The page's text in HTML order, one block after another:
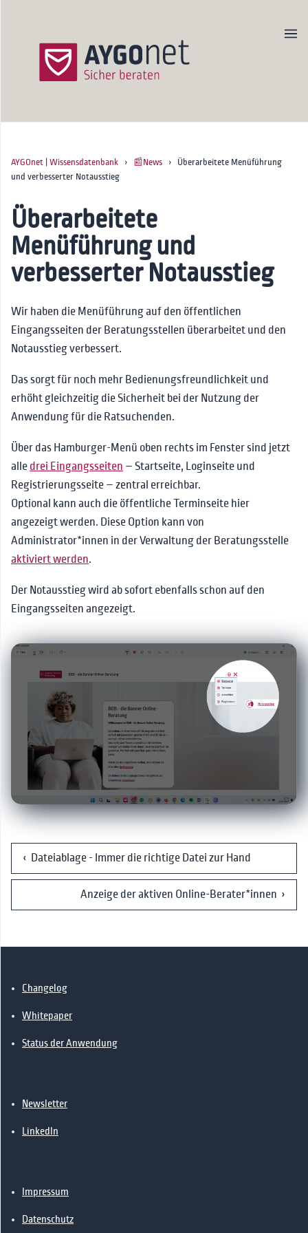
Produktseite
Startseite
🚀Onboarding
📰News
🔗Kontakt
AYGOnet | Wissensdatenbank › 📰News › Überarbeitete Menüführung
und verbesserter Notausstieg
Überarbeitete
Menüführung und
verbesserter Notausstieg
Wir haben die Menüführung auf den öffentlichen
Eingangsseiten der Beratungsstellen überarbeitet und den
Notausstieg verbessert.
Das sorgt für noch mehr Bedienungsfreundlichkeit und
erhöht gleichzeitig die Sicherheit bei der Nutzung der
Anwendung für die Ratsuchenden.
Über das Hamburger-Menü oben rechts im Fenster sind jetzt
alle drei Eingangsseiten – Startseite, Loginseite und
Registrierungsseite – zentral erreichbar.
Optional kann auch die öffentliche Terminseite hier
angezeigt werden. Diese Option kann von
Administrator*innen in der Verwaltung der Beratungsstelle
aktiviert werden.
Der Notausstieg wird ab sofort ebenfalls schon auf den
Eingangsseiten angezeigt.
‹ Dateiablage - Immer die richtige Datei zur Hand
Anzeige der aktiven Online-Berater*innen ›
Changelog
Whitepaper
Status der Anwendung
Newsletter
LinkedIn
Impressum
Datenschutz